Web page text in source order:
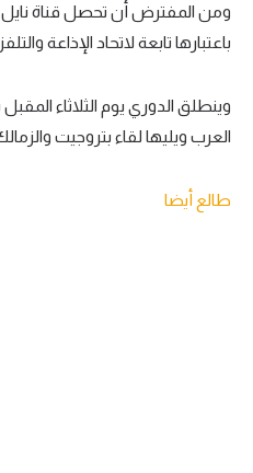
تقرير في الجول
حكايات في الجول
فيديو في الجول
ومن المفترض أن تحصل قناة
باعتبارها تابعة لاتحاد الإذاعة
وينطلق الدوري يوم الثلاثاء
العرب ويليها لقاء بتروجيت
طالع أيضا